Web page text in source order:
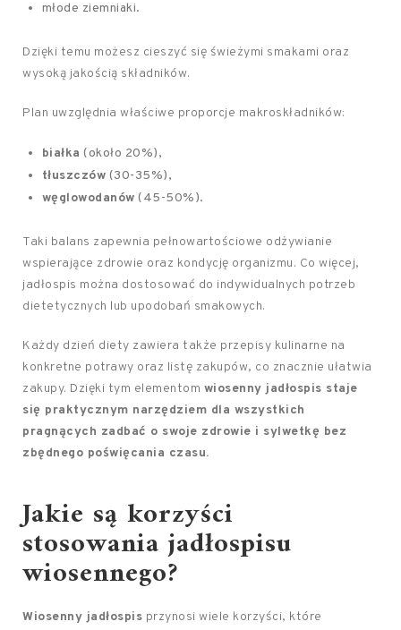
młode ziemniaki.
Dzięki temu możesz cieszyć się świeżymi smakami oraz
wysoką jakością składników.
Plan uwzględnia właściwe proporcje makroskładników:
białka (około 20%),
tłuszczów (30-35%),
węglowodanów (45-50%).
Taki balans zapewnia pełnowartościowe odżywianie
wspierające zdrowie oraz kondycję organizmu. Co więcej,
jadłospis można dostosować do indywidualnych potrzeb
dietetycznych lub upodobań smakowych.
Każdy dzień diety zawiera także przepisy kulinarne na
konkretne potrawy oraz listę zakupów, co znacznie ułatwia
zakupy. Dzięki tym elementom wiosenny jadłospis staje
się praktycznym narzędziem dla wszystkich
pragnących zadbać o swoje zdrowie i sylwetkę bez
zbędnego poświęcania czasu.
Jakie są korzyści
stosowania jadłospisu
wiosennego?
Wiosenny jadłospis przynosi wiele korzyści, które